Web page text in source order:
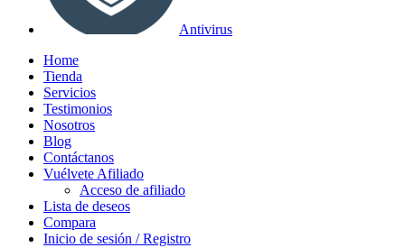
Antivirus
Home
Tienda
Servicios
Testimonios
Nosotros
Blog
Contáctanos
Vuélvete Afiliado
Acceso de afiliado
Lista de deseos
Compara
Inicio de sesión / Registro